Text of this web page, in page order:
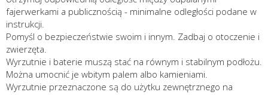
fajerwerkami a publicznością - minimalne odległości podane w
instrukcji.
Pomyśl o bezpieczeństwie swoim i innym. Zadbaj o otoczenie i
zwierzęta.
Wyrzutnie i baterie muszą stać na równym i stabilnym podłożu.
Można umocnić je wbitym palem albo kamieniami.
Wyrzutnie przeznaczone są do użytku zewnętrznego na